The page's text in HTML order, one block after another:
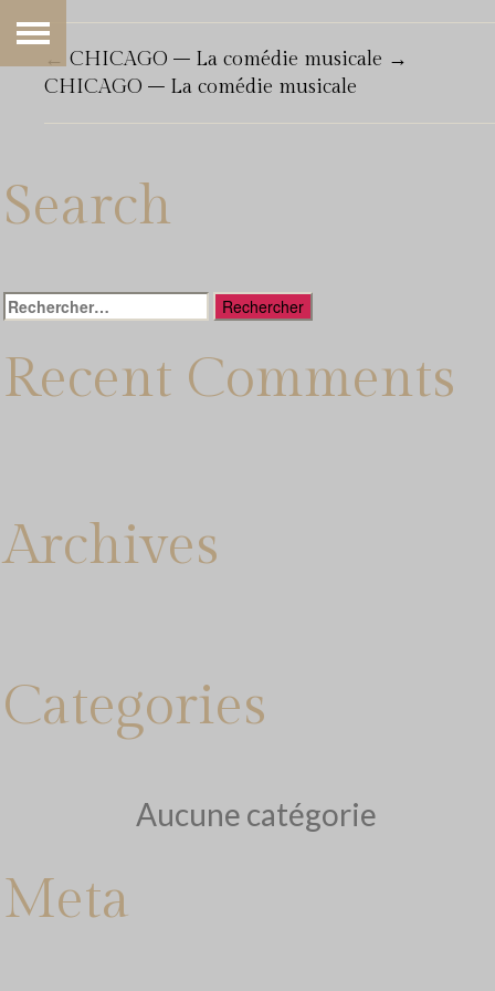
← CHICAGO – La comédie musicale →
CHICAGO – La comédie musicale
Search
Rechercher :
Recent Comments
Archives
Categories
Aucune catégorie
Meta